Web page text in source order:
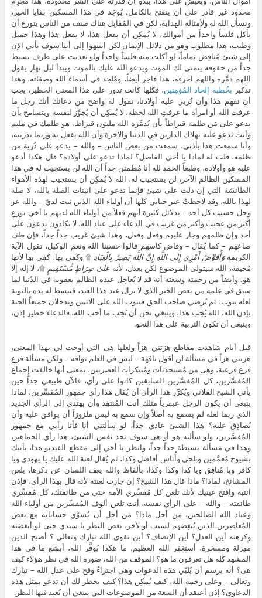
محدود غير قادر على أن ينفتح بالكامل، يُوجَد في هذا المسكين بقايا الخير،
ونسأل الله له ولأمثاله الهداية، لكن في المُقابِل هناك صنف من الناس يتورع أن
يأكل فلساً واحداً من أموالك، لا يُمكِن أن يفعل هذا، لا يفعل هذا وهذا جميل
وطيب، هذا مطلوب وهو من دلائل الإيمان لكن انتبهوا إلى أننا سوف نأتي الإن
إلى شيئ مُناقِض تماماً، لو أكلت منه فلساً واحداً ولو تعديت على طرف بسيط
جداً من حقوقه يتمنى لك الموت ويدعو الله عليك بالموت ويبدأ ليل نهار يقول
اللهم دمِّره واللهم احرقه، هذا فاجر أيضاً، ومُلحِد في أسماء الله وصفاته، وهذا
تذكير بخُطبة إلحاد المُؤمِنين، فكلها كانت تدور على هذا المعنى الخطير، يجب
أن نفهم هذا وأن نُربي عليه أولادنا، نقول له واضح من دعائك أنك رجل ما
عرفت الله أو امرأة ما عرفتِ الله لحظة، لا يُمكِن أن يُجوِّز لنفسه ويتسامح بأن
يدعو على مَن ظلمه قيراطاً بأن يُدمِّره الله مليون قيراط، هو ظلمك في مليم
وأنت تدعو عليه بهلاك الدارين في الدنيا والآخرة وأن الله يفعل به وربما بذريته،
وأنا سمعت هذا بأذني، سمعت من بعض الناس – والله – يدعو على ذُرية من
ظلمه، قلت له لماذا يا أخي الفاضل؟ لماذا تدعو على أولاده؟ قال هكذا أدعو
عليه هو وأولاده، وطبعاً الحمد لله أنا مُطمئن جداً أن الله لن يستجيب له في هذا
المسكين الظالم الآخر، لن يستجيب له، الله لا يُمكِن أن يستجيب لهذه الأهواء
الطائشة التي إن دلت على شيئ فإنما تدعو على انبتات الصلة بالله، لا صلة
لهذا بالله، وقد لاحظتُ عبر حياتي كلها أن أولياء الله الذين ثبت لديّ – والله عز
وجل حسيب كل أحد – بدلائل كثيرة أنهم فعلاً من أولياء الله لديهم يا أخي تورع
أكثر من عجيب وأكثر من غريب في الدعاء على عباد الله، لا يكادون يدعون على
أحد وإن ظلمهم وجار عليهم وفعل وفعل، وهذا شيئ غريب جداً جداً، فإن طف
صاعهم – كما يُقال – وفاض كاسهم قالوا حسبنا الله ونعم الوكيل، تقول الآية
الكريمةوَأُفَوِّضُ أَمْرِي إِلَى اللَّهِ إِنَّ اللَّهَ بَصِيرٌ بِالْعِبَادِ ۩ وكفى بها، كفى بها لأنها
مُخيفة، الله سيتولى الموضوع لكن بعدل، لأنه عَلَىٰ صِرَاطٍ مُّسْتَقِيمٍ ۩، لا إله إلا
هو، وأيضاً من رحمته وسعته أنه قد لا يُعاجِل عبده الظالم بعقوبة في الدُنيا لما
سبق في علمه من بعض الخير الذي لا يزال عند هذا العبد، فيبسط له يده بالتوبة
لعله يتوب، ثم يُرضي صاحب الحق فيتوب الله على الاثنين ويدخلان جميعاً الجنة
بإذن الله، الله يُحِب هذا، وينبغي نحن أن نُحِب ما أحب الله، فالدعاء خطير إذن،
وينبغي أن تكون التربية على هذا النحو.
قبل أيام شاهدت مقاطع هزتني هزاً ولعلها هى التي أوحت لي بهذا المعنى،
هزتني هزاً في مسألة لن أقول تافهة – ليس في العلم توافه – ولكن مسألة فرع
فرع فرعية، وهى من مُستحدَثات ومُبتكَرات العصريين، بمعنى أنها خالفت إجماع
المُفسِّرين، كل المُفسِّرين السابقين كانوا على رأي، فالآن طبيعي جداً حين
يأتي الشيخ الفلاني ويُكرِّر هذا الرأي أن يُقال هذا رأي جمهور المُفسِّرين، لماذا
ينبغي أن يكون الرجل عبقرياً مثلك أنت المُنتقِد وأن يهتدي إلى الرأي الجديد
الذي ربما لعله لم يسمع به أصلاً وإن سمع به ليس ملزوزاً أن يوافق عليه وأن
يُصادِق عليه؟ هذا الشيئ عادي جداً، لو سألتني أنا فأنا رأيي مع جمهور
المُفسِّرين، ولو سألته هو أو هى سوف تجد نفس الشيئ، هذا رأي الجماهير،
وهذا في مسألة بسيطة جداً جداً، وانظر يا أخي إلى مقطع الفيديو هذا، يأتيك
بشيوخ مُعمَّمين وبلحى وأُناس أفاضل وكذا، ثم يُقال لعنة الله عليك يا يهودي ويا
كافر ويا مُنافِق ويا كذا وكذا وكذا، بألفاظ والله يعف اللسان عن ذكرها، يلعن
المشائخ، لماذا؟ ماذا قال هذا الشيخ؟ إن جازت لعنته لأنه قال بهذا الرأي، فإذن
انتبه وافتح عينيك لأنك تلعن كل مُفسِّري الأمة حتى من طائفتك، كل مُفسِّري
طائفته – والله – على الرأي نفسه، أنت تلعن ألوف المُفسِّرين من أولياء الله
وعباد الله الصالحين، من أجل ماذا؟ من أجل أن يُسوّي حساباته مع بعض
المُعاصِرين الذين يُبغِضهم لسبب أو لآخر، بغض النظر يا سيدي حتى لو أبغضته
وكرهته أين العدل؟ أين الإنصاف؟ أين تقوى الله تبارك وتعالى ؟ أصبح الدين
مهزلة ومسخرة، أستغفر الله العظيم، ما هكذا يُوقَّر الله، أبشع ما في هذا
المشهد كله هل تعرفون ما هو؟ الموقف من الله، صورة الله في نظر هؤلاء كيف
هى؟ أنه برسم أن يُلبّي هذه الدعوات وهى اجتراءٌ وقح على عدل الله – تبارك
وتعالى – وعلى رحمة الله، كيف يُمكِن هذا؟ كيف يخطر لك أن تدعو بمثل هذه
الدعاوى؟ إذن أعتقد أن السعة من الموضوعات التي ينبغي أن نُعيد فيها النظر.